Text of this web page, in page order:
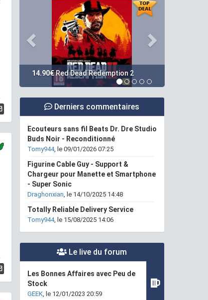
7.99€Kingdom Hearts 3
Derniers commentaires
Ecouteurs sans fil Beats Dr. Dre Studio
Buds Noir - Reconditionné
Tomy944, le 09/01/2026 07:25
Figurine Cable Guy - Support &
Chargeur pour Manette et Smartphone
- Super Sonic
Draghonxian , le 14/10/2025 14:48
Totally Reliable Delivery Service
Tomy944, le 15/08/2025 14:06
Le live du forum
Les Bonnes Affaires avec Peu de
Stock
GEEK, le 12/01/2023 20:59